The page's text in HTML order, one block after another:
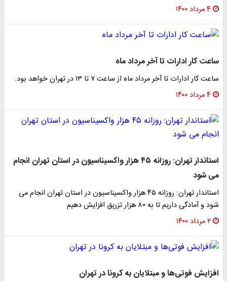
۴ مرداد ۱۴۰۰
ساعت کار ادارات تا آخر مرداد ماه
ساعت کار ادارات تا آخر مرداد ماه از ساعت ۷ تا ۱۳ در تهران خواهد بود.
۴ مرداد ۱۴۰۰
استاندار تهران: روزانه ۴۵ هزار واکسیناسیون در استان تهران انجام
می شود
استاندار تهران: روزانه ۴۵ هزار واکسیناسیون در استان تهران انجام می
شود و آمادگی داریم تا به ۸۰ هزار تزریق افزایش دهیم
۲ مرداد ۱۴۰۰
افزایش فوتی‌ها و مبتلایان به کرونا در تهران